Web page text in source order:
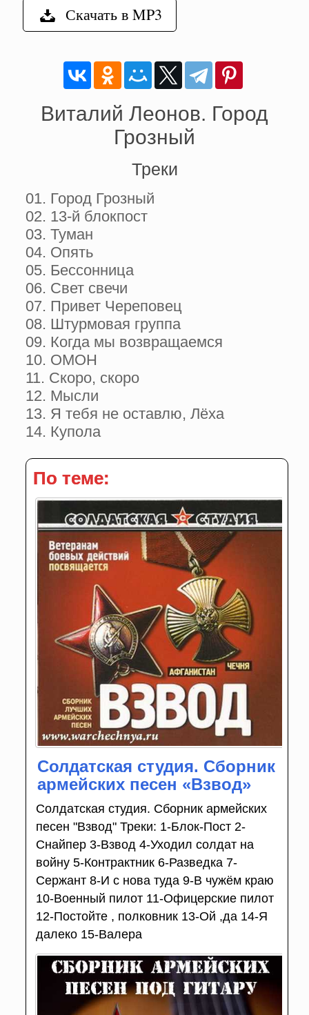
Скачать в MP3
Виталий Леонов. Город
Грозный
Треки
01. Город Грозный
02. 13-й блокпост
03. Туман
04. Опять
05. Бессонница
06. Свет свечи
07. Привет Череповец
08. Штурмовая группа
09. Когда мы возвращаемся
10. ОМОН
11. Скоро, скоро
12. Мысли
13. Я тебя не оставлю, Лёха
14. Купола
По теме:
Солдатская студия. Сборник
армейских песен «Взвод»
Солдатская студия. Сборник армейских
песен "Взвод" Треки: 1-Блок-Пост 2-
Снайпер 3-Взвод 4-Уходил солдат на
войну 5-Контрактник 6-Разведка 7-
Сержант 8-И с нова туда 9-В чужём краю
10-Военный пилот 11-Офицерские пилот
12-Постойте , полковник 13-Ой ,да 14-Я
далеко 15-Валера